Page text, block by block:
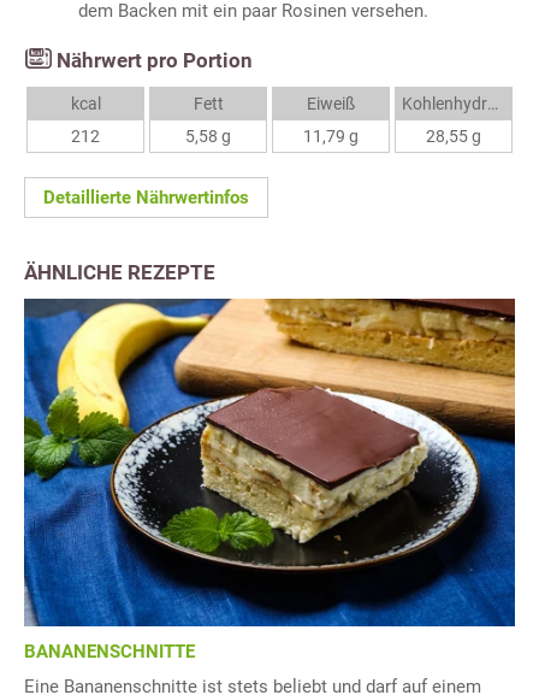
dem Backen mit ein paar Rosinen versehen.
Nährwert pro Portion
kcal
212
Fett
5,58 g
Eiweiß
11,79 g
Kohlenhydrate
28,55 g
Detaillierte Nährwertinfos
ÄHNLICHE REZEPTE
BANANENSCHNITTE
Eine Bananenschnitte ist stets beliebt und darf auf einem